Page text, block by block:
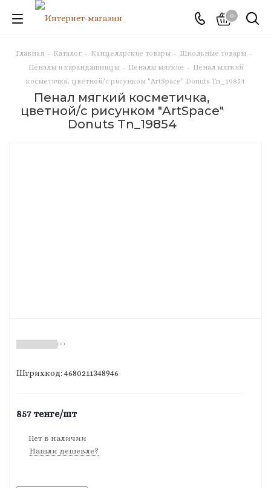
0
Главная - Каталог - Канцелярские товары - Школьные товары -
Пеналы и карандашницы - Пеналы мягкие - Пенал мягкий
косметичка, цветной/с рисунком "ArtSpace" Donuts Tn_19854
Пенал мягкий косметичка,
цветной/с рисунком "ArtSpace"
Donuts Tn_19854
( 0 )
Штрихкод: 4680211348946
857тенге/шт
Нет в наличии
Нашли дешевле?